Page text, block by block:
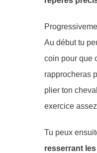
Au début tu
coin pour que
rapprocheras
plier ton
exercice
Tu peux
resserrant